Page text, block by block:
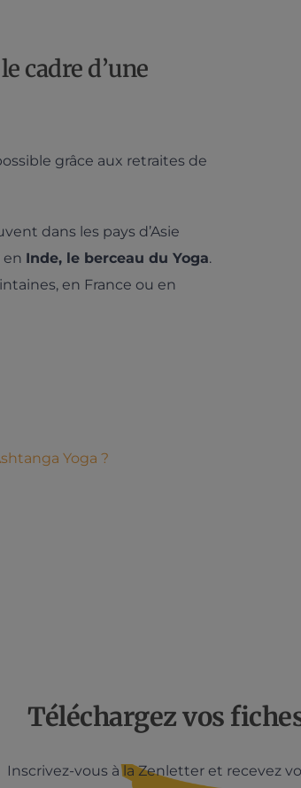
cadre d’une
grâce aux retraites de
dans les pays d’Asie
en Inde, le berceau du Yoga.
en France ou en
Yoga ?
Téléchargez vos
Inscrivez-vous à la Zenletter et recevez